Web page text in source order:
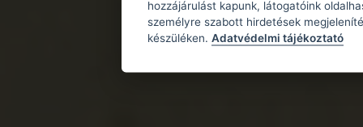
hozzájárulást kapunk, látogatóink
személyre szabott hirdetések
készüléken. Adatvédelmi tájékoztató